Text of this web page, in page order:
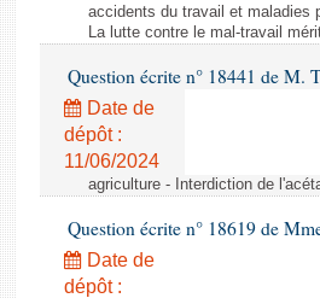
accidents du travail et maladies
La lutte contre le mal-travail
Question écrite n° 18441 de M.
Date de
dépôt :
11/06/2024
agriculture - Interdiction de
Question écrite n° 18619 de
Date de
dépôt :